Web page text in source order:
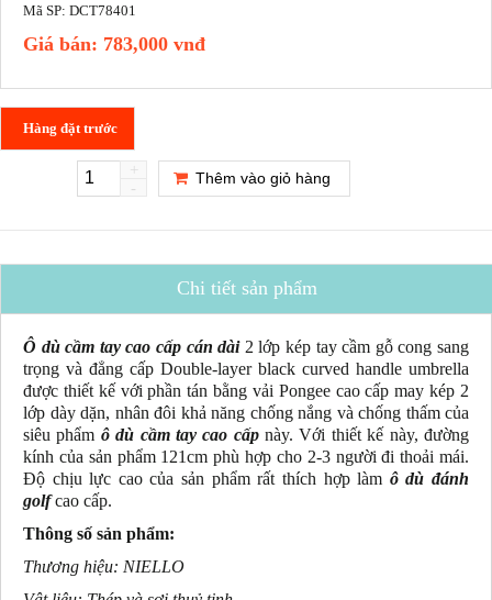
Mã SP: DCT78401
Giá bán: 783,000 vnđ
Hàng đặt trước
-
+ Thêm vào giỏ hàng
Chi tiết sản phẩm
Ô dù cầm tay cao cấp cán dài2 lớp kép tay cầm gỗ cong sang
trọng và đẳng cấp Double-layer black curved handle umbrella
được thiết kế với phần tán bằng vải Pongee cao cấp may kép 2
lớp dày dặn, nhân đôi khả năng chống nắng và chống thấm của
siêu phẩm ô dù cầm tay cao cấpnày. Với thiết kế này, đường
kính của sản phẩm 121cm phù hợp cho 2-3 người đi thoải mái.
Độ chịu lực cao của sản phẩm rất thích hợp làm ô dù đánh
golfcao cấp.
Thông số sản phẩm:
Thương hiệu: NIELLO